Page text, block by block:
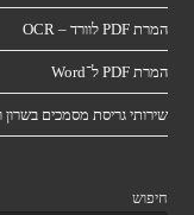
המרת PDF לוורד – OCR
המרת PDF ל־Word
שירותי גריסת מסמכים
חיפוש